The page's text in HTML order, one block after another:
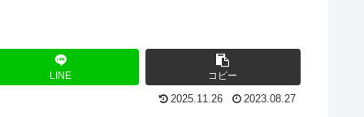
LINE コピー
2025.11.26 2023.08.27